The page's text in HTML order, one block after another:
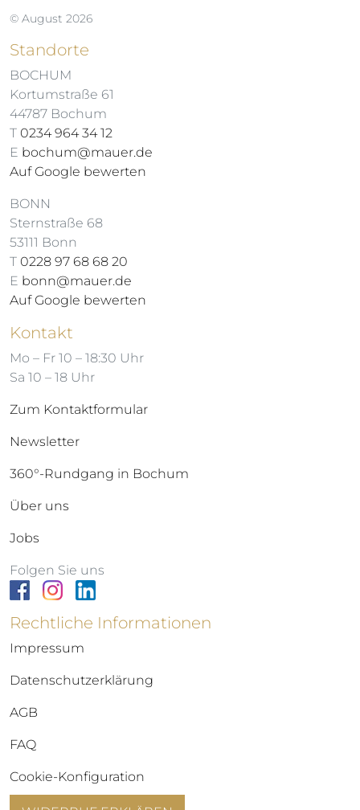
© August 2026
Standorte
BOCHUM
Kortumstraße 61
44787 Bochum
T 0234 964 34 12
E bochum@mauer.de
Auf Google bewerten
BONN
Sternstraße 68
53111 Bonn
T 0228 97 68 68 20
E bonn@mauer.de
Auf Google bewerten
Kontakt
Mo – Fr 10 – 18:30 Uhr
Sa 10 – 18 Uhr
Zum Kontaktformular
Newsletter
360°-Rundgang in Bochum
Über uns
Jobs
Folgen Sie uns
Rechtliche Informationen
Impressum
Datenschutzerklärung
AGB
FAQ
Cookie-Konfiguration